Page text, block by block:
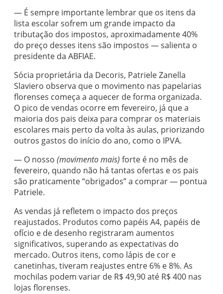
— É sempre importante lembrar que os itens da
lista escolar sofrem um grande impacto da
tributação dos impostos, aproximadamente 40%
do preço desses itens são impostos — salienta o
presidente da ABFIAE.
Sócia proprietária da Decoris, Patriele Zanella
Slaviero observa que o movimento nas papelarias
florenses começa a aquecer de forma organizada.
O pico de vendas ocorre em fevereiro, já que a
maioria dos pais deixa para comprar os materiais
escolares mais perto da volta às aulas, priorizando
outros gastos do início do ano, como o IPVA.
— O nosso (movimento mais) forte é no mês de
fevereiro, quando não há tantas ofertas e os pais
são praticamente “obrigados” a comprar — pontua
Patriele.
As vendas já refletem o impacto dos preços
reajustados. Produtos como papéis A4, papéis de
ofício e de desenho registraram aumentos
significativos, superando as expectativas do
mercado. Outros itens, como lápis de cor e
canetinhas, tiveram reajustes entre 6% e 8%. As
mochilas podem variar de R$ 49,90 até R$ 400 nas
lojas florenses.